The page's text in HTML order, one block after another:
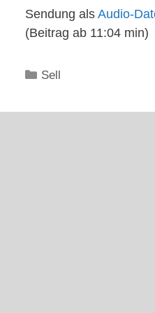
Sendung als Audio-
(Beitrag ab 11:04 min)
Kategorien
Sell